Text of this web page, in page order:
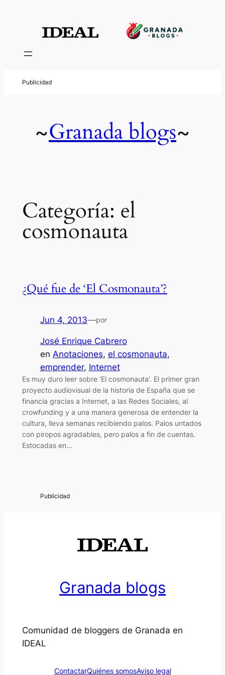
contenido
~Granada blogs~
Categoría: el
cosmonauta
¿Qué fue de ‘El Cosmonauta’?
Jun 4, 2013—por
José Enrique Cabrero
en Anotaciones, el cosmonauta
emprender, Internet
Es muy duro leer sobre ‘El cosmonauta’. El primer gran
proyecto audiovisual de la historia de España que se
financia gracias a Internet, a las Redes Sociales, al
crowfunding y a una manera generosa de entender la
cultura, lleva semanas recibiendo palos. Palos untados
con piropos agradables, pero palos a fin de cuentas.
Estocadas en…
Granada blogs
Comunidad de bloggers de Granada en
IDEAL
ContactarQuiénes somosAviso legal